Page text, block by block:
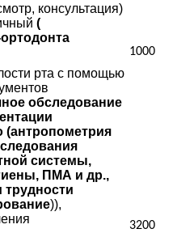
консультация)
(
1000
рта с помощью
обследование
(антропометрия
системы,
ПМА и др.,
трудности
)),
3200